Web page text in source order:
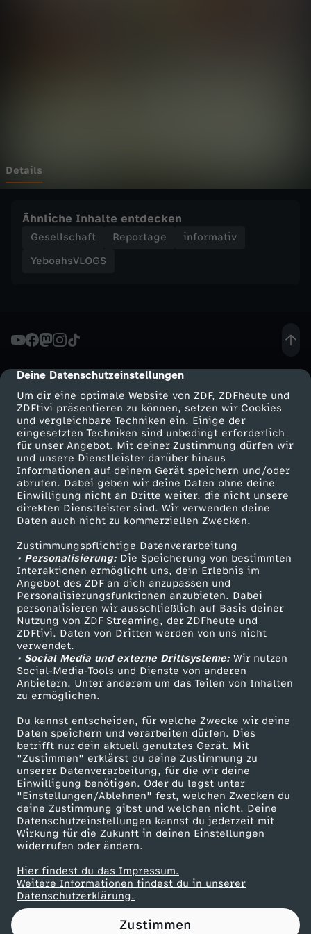
cmp-dialog-description
Deine Datenschutzeinstellungen
Um dir eine optimale Website von ZDF, ZDFheute und
ZDFtivi präsentieren zu können, setzen wir Cookies
und vergleichbare Techniken ein. Einige der
eingesetzten Techniken sind unbedingt erforderlich
für unser Angebot. Mit deiner Zustimmung dürfen wir
und unsere Dienstleister darüber hinaus
Informationen auf deinem Gerät speichern und/oder
abrufen. Dabei geben wir deine Daten ohne deine
Einwilligung nicht an Dritte weiter, die nicht unsere
direkten Dienstleister sind. Wir verwenden deine
Daten auch nicht zu kommerziellen Zwecken.
Zustimmungspflichtige Datenverarbeitung
• Personalisierung:Die Speicherung von bestimmten
Interaktionen ermöglicht uns, dein Erlebnis im
Angebot des ZDF an dich anzupassen und
Personalisierungsfunktionen anzubieten. Dabei
personalisieren wir ausschließlich auf Basis deiner
Nutzung von ZDF Streaming, der ZDFheute und
ZDFtivi. Daten von Dritten werden von uns nicht
verwendet.
• Social Media und externe Drittsysteme:Wir nutzen
Social-Media-Tools und Dienste von anderen
Anbietern. Unter anderem um das Teilen von Inhalten
zu ermöglichen.
Du kannst entscheiden, für welche Zwecke wir deine
Daten speichern und verarbeiten dürfen. Dies
betrifft nur dein aktuell genutztes Gerät. Mit
"Zustimmen" erklärst du deine Zustimmung zu
unserer Datenverarbeitung, für die wir deine
Einwilligung benötigen. Oder du legst unter
"Einstellungen/Ablehnen" fest, welchen Zwecken du
deine Zustimmung gibst und welchen nicht. Deine
Datenschutzeinstellungen kannst du jederzeit mit
Wirkung für die Zukunft in deinen Einstellungen
widerrufen oder ändern.
Hier findest du das Impressum.
Weitere Informationen findest du in unserer
Datenschutzerklärung.
Zustimmen
-
H
t
d
u
e
n
d
l
i
c
h
e
i
n
e
F
r
e
u
Details
Ähnliche Inhalte entdecken
Gesellschaft Reportage
informativ
YeboahsVLOGS
Mehr ZDF
ZDF-Apps
Smart TV
ZDFtext
Livestreams
Sendungen A-Z
TV-Programm
Service
ZDFmitreden
Kontakt zum ZDF
Tickets
Zuschauerservice
Hilfe
ZDF Unternehmen
Karriere
ZDF goes Schule
Werbefernsehen
Mainzelmännchen
Partner